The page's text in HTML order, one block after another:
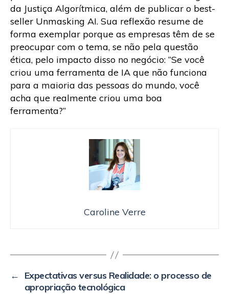
da Justiça Algorítmica, além de publicar o best-
seller Unmasking AI. Sua reflexão resume de
forma exemplar porque as empresas têm de se
preocupar com o tema, se não pela questão
ética, pelo impacto disso no negócio: “Se você
criou uma ferramenta de IA que não funciona
para a maioria das pessoas do mundo, você
acha que realmente criou uma boa
ferramenta?”
Caroline Verre
←
Expectativas versus Realidade: o processo de
apropriação tecnológica